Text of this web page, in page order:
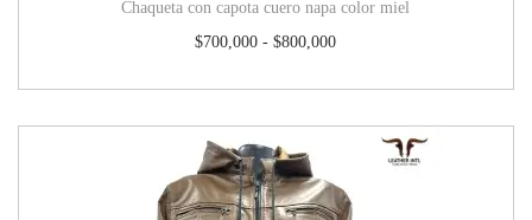
Chaqueta con capota cuero napa color miel
$700,000 - $800,000